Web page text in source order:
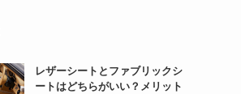
レザーシートとファブリックシ
ートはどちらがいい？メリット